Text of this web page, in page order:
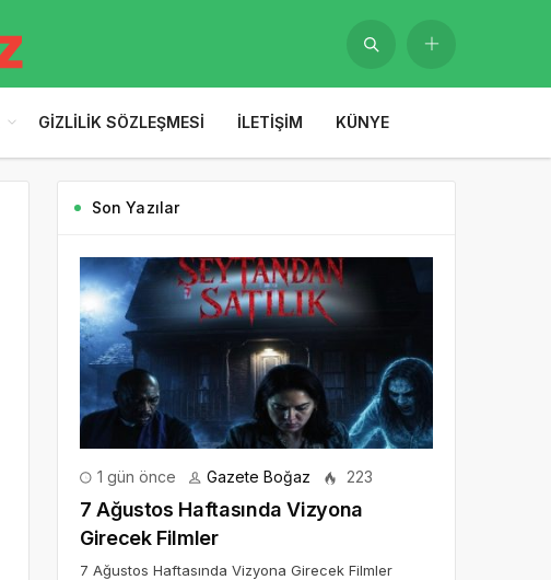
GIZLILIK SÖZLEŞMESI İLETIŞIM KÜNYE
Son Yazılar
1 gün önce Gazete Boğaz 223
7 Ağustos Haftasında Vizyona
Girecek Filmler
7 Ağustos Haftasında Vizyona Girecek Filmler